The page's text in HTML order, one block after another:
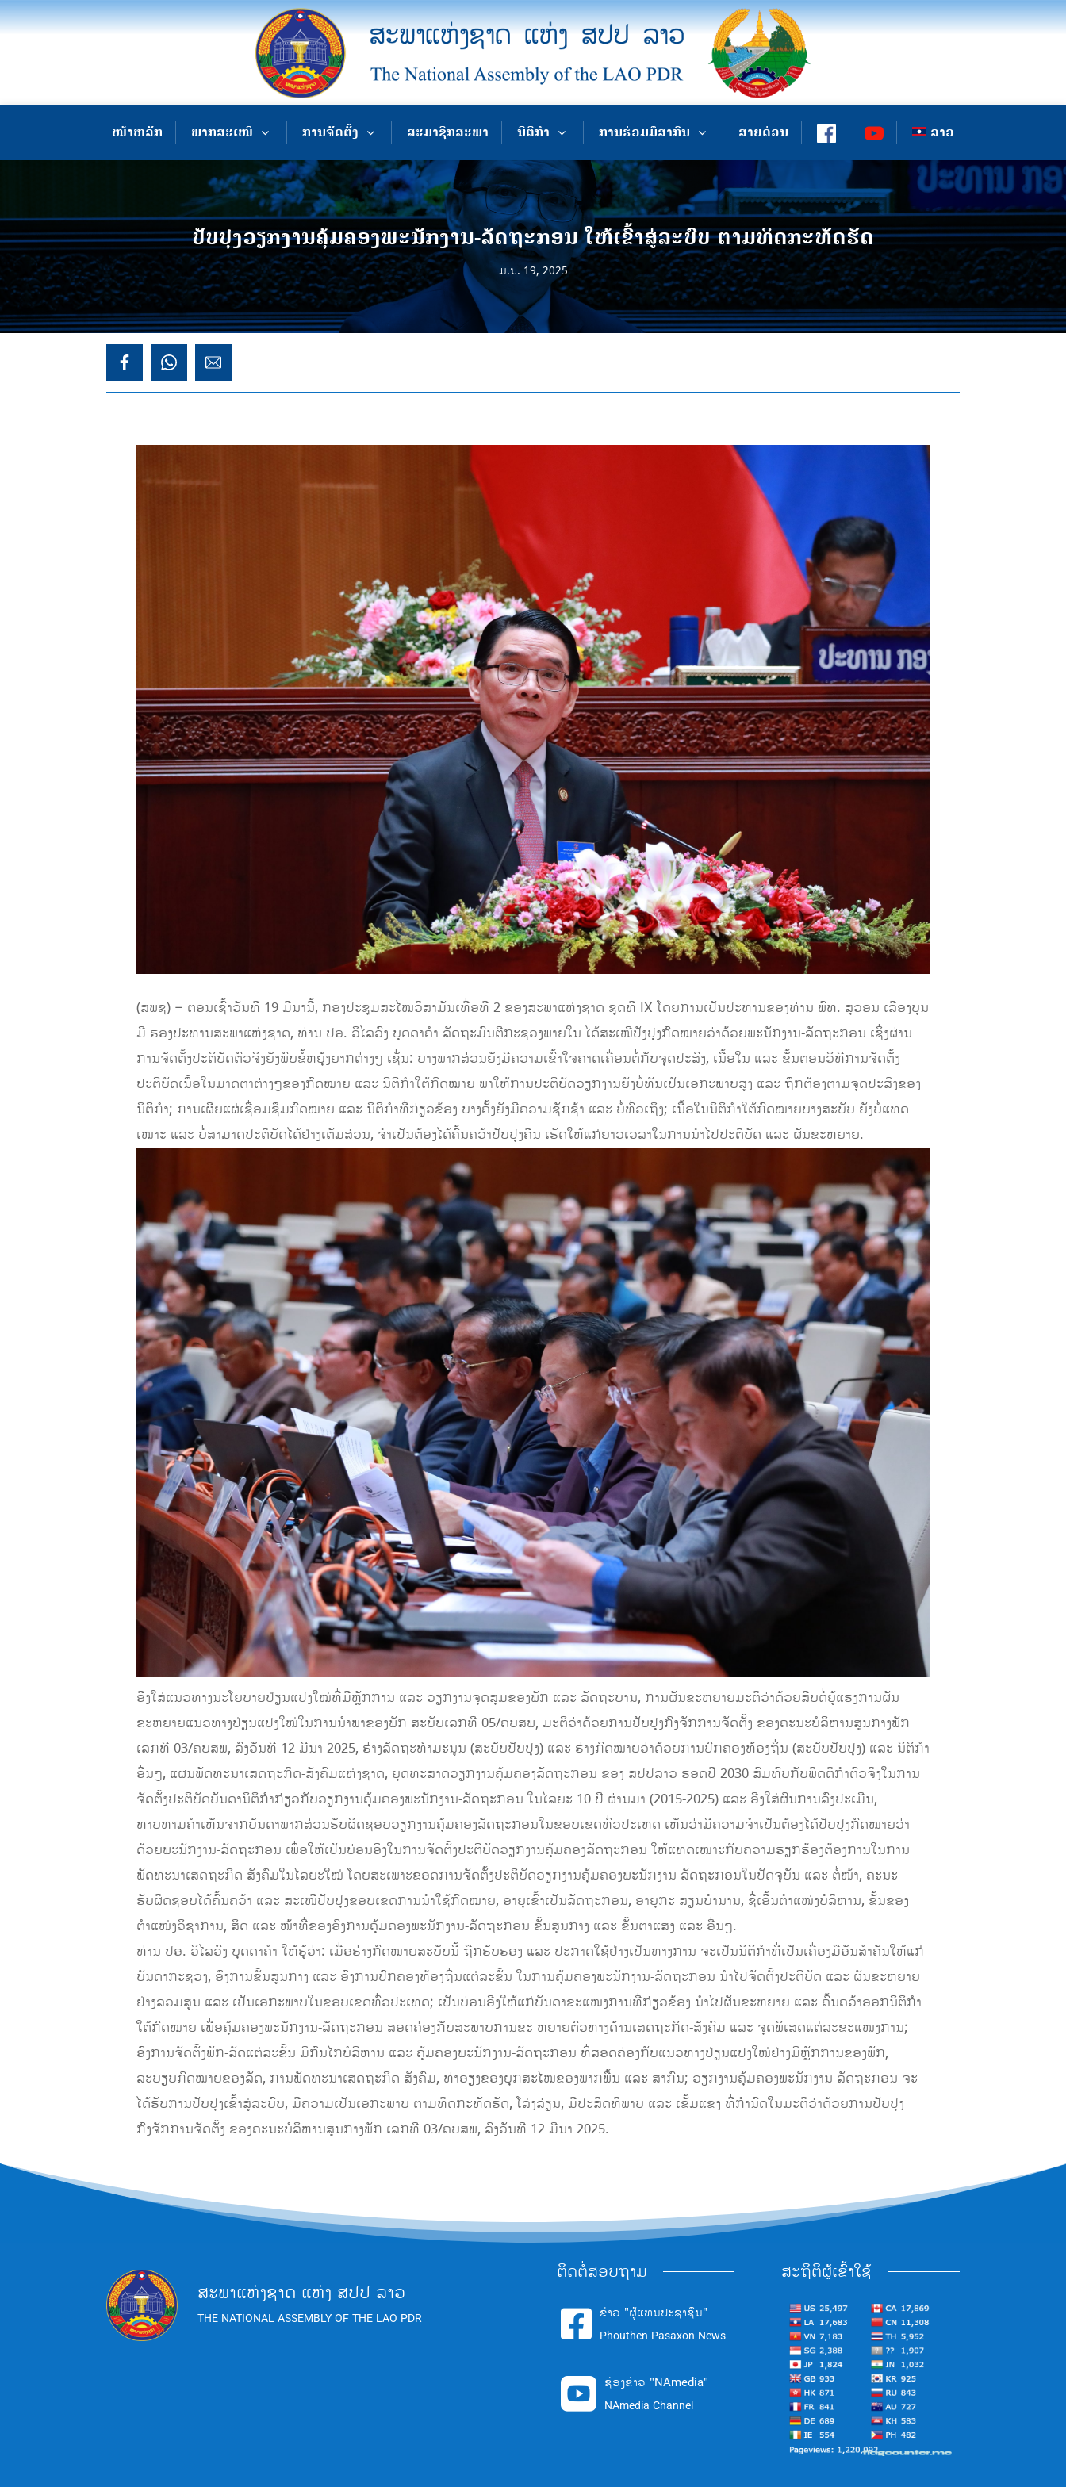
ໜ້າຫລັກ ພາກສະເໜີ ການຈັດຕັ້ງ ສະມາຊິກສະພາ ນິຕິກຳ ການຮ່ວມມືສາກົນ ສາຍດ່ວນ ລາວ
ປັບປຸງວຽກງານຄຸ້ມຄອງພະນັກງານ-ລັດຖະກອນ ໃຫ້ເຂົ້າສູ່ລະບົບ ຕາມທິດກະທັດຮັດ
ມ.ນ. 19, 2025
(ສພຊ) – ຕອນເຊົ້າວັນທີ 19 ມີນານີ້, ກອງປະຊຸມສະໄໝວິສາມັນເທື່ອທີ 2 ຂອງສະພາແຫ່ງຊາດ ຊຸດທີ IX ໂດຍການເປັນປະທານຂອງທ່ານ ພົທ. ສຸວອນ ເລືອງບຸນ
ມີ ຮອງປະທານສະພາແຫ່ງຊາດ, ທ່ານ ປອ. ວິໄລວົງ ບຸດດາຄຳ ລັດຖະມົນຕີກະຊວງພາຍໃນ ໄດ້ສະເໜີປັງປຸງກົດໝາຍວ່າດ້ວຍພະນັກງານ-ລັດຖະກອນ ເຊິ່ງຜ່ານ
ການຈັດຕັ້ງປະຕິບັດຕົວຈິງຍັງພົບຂໍ້ຫຍຸ້ງຍາກຕ່າງໆ ເຊັ່ນ: ບາງພາກສ່ວນຍັງມີຄວາມເຂົ້າໃຈຄາດເຄື່ອນຕໍ່ກັບຈຸດປະສົງ, ເນື້ອໃນ ແລະ ຂັ້ນຕອນວິທີການຈັດຕັ້ງ
ປະຕິບັດເນື້ອໃນມາດຕາຕ່າງໆຂອງກົດໝາຍ ແລະ ນິຕິກຳໃຕ້ກົດໝາຍ ພາໃຫ້ການປະຕິບັດວຽກງານຍັງບໍ່ທັນເປັນເອກະພາບສູງ ແລະ ຖືກຕ້ອງຕາມຈຸດປະສົງຂອງ
ນິຕິກຳ; ການເຜີຍແຜ່ເຊື່ອມຊຶມກົດໝາຍ ແລະ ນິຕິກໍາທີ່ກ່ຽວຂ້ອງ ບາງຄັ້ງຍັງມີຄວາມຊັກຊ້າ ແລະ ບໍ່ທົ່ວເຖິງ; ເນື້ອໃນນິຕິກໍາໃຕ້ກົດໝາຍບາງສະບັບ ຍັງບໍ່ແທດ
ເໝາະ ແລະ ບໍ່ສາມາດປະຕິບັດໄດ້ຢ່າງເຕັມສ່ວນ, ຈຳເປັນຕ້ອງໄດ້ຄົ້ນຄວ້າປັບປຸງຄືນ ເຮັດໃຫ້ແກ່ຍາວເວລາໃນການນໍາໄປປະຕິບັດ ແລະ ຜັນຂະຫຍາຍ.
ອີງໃສ່ແນວທາງນະໂຍບາຍປ່ຽນແປງໃໝ່ທີ່ມີຫຼັກການ ແລະ ວຽກງານຈຸດສຸມຂອງພັກ ແລະ ລັດຖະບານ, ການຜັນຂະຫຍາຍມະຕິວ່າດ້ວຍສືບຕໍ່ຍູ້ແຮງການຜັນ
ຂະຫຍາຍແນວທາງປ່ຽນແປງໃໝ່ໃນການນຳພາຂອງພັກ ສະບັບເລກທີ 05/ຄບສພ, ມະຕິວ່າດ້ວຍການປັບປຸງກົງຈັກການຈັດຕັ້ງ ຂອງຄະນະບໍລິຫານສູນກາງພັກ
ເລກທີ 03/ຄບສພ, ລົງວັນທີ 12 ມີນາ 2025, ຮ່າງລັດຖະທຳມະນູນ (ສະບັບປັບປຸງ) ແລະ ຮ່າງກົດໝາຍວ່າດ້ວຍການປົກຄອງທ້ອງຖິ່ນ (ສະບັບປັບປຸງ) ແລະ ນິຕິກໍາ
ອື່ນໆ, ແຜນພັດທະນາເສດຖະກິດ-ສັງຄົມແຫ່ງຊາດ, ຍຸດທະສາດວຽກງານຄຸ້ມຄອງລັດຖະກອນ ຂອງ ສປປລາວ ຮອດປີ 2030 ສົມທົບກັບພຶດຕິກຳຕົວຈິງໃນການ
ຈັດຕັ້ງປະຕິບັດບັນດານິຕິກຳກ່ຽວກັບວຽກງານຄຸ້ມຄອງພະນັກງານ-ລັດຖະກອນ ໃນໄລຍະ 10 ປີ ຜ່ານມາ (2015-2025) ແລະ ອີງໃສ່ຜົນການລົງປະເມີນ,
ທາບທາມຄຳເຫັນຈາກບັນດາພາກສ່ວນຮັບຜິດຊອບວຽກງານຄຸ້ມຄອງລັດຖະກອນໃນຂອບເຂດທົ່ວປະເທດ ເຫັນວ່າມີຄວາມຈຳເປັນຕ້ອງໄດ້ປັບປຸງກົດໝາຍວ່າ
ດ້ວຍພະນັກງານ-ລັດຖະກອນ ເພື່ອໃຫ້ເປັນບ່ອນອີງໃນການຈັດຕັ້ງປະຕິບັດວຽກງານຄຸ້ມຄອງລັດຖະກອນ ໃຫ້ແທດເໝາະກັບຄວາມຮຽກຮ້ອງຕ້ອງການໃນການ
ພັດທະນາເສດຖະກິດ-ສັງຄົມໃນໄລຍະໃໝ່ ໂດຍສະເພາະຂອດການຈັດຕັ້ງປະຕິບັດວຽກງານຄຸ້ມຄອງພະນັກງານ-ລັດຖະກອນໃນປັດຈຸບັນ ແລະ ຕໍ່ໜ້າ, ຄະນະ
ຮັບຜິດຊອບໄດ້ຄົ້ນຄວ້າ ແລະ ສະເໜີປັບປຸງຂອບເຂດການນໍາໃຊ້ກົດໝາຍ, ອາຍຸເຂົ້າເປັນລັດຖະກອນ, ອາຍຸກະ ສຽນບຳນານ, ຊື່ເອີ້ນຕຳແໜ່ງບໍລິຫານ, ຂັ້ນຂອງ
ຕຳແໜ່ງວິຊາການ, ສິດ ແລະ ໜ້າທີ່ຂອງອົງການຄຸ້ມຄອງພະນັກງານ-ລັດຖະກອນ ຂັ້ນສູນກາງ ແລະ ຂັ້ນຕາແສງ ແລະ ອື່ນໆ.
ທ່ານ ປອ. ວິໄລວົງ ບຸດດາຄຳ ໃຫ້ຮູ້ວ່າ: ເມື່ອຮ່າງກົດໝາຍສະບັບນີ້ ຖືກຮັບຮອງ ແລະ ປະກາດໃຊ້ຢ່າງເປັນທາງການ ຈະເປັນນິຕິກຳທີ່ເປັນເຄື່ອງມືອັນສຳຄັນໃຫ້ແກ່
ບັນດາກະຊວງ, ອົງການຂັ້ນສູນກາງ ແລະ ອົງການປົກຄອງທ້ອງຖິ່ນແຕ່ລະຂັ້ນ ໃນການຄຸ້ມຄອງພະນັກງານ-ລັດຖະກອນ ນຳໄປຈັດຕັ້ງປະຕິບັດ ແລະ ຜັນຂະຫຍາຍ
ຢ່າງລວມສູນ ແລະ ເປັນເອກະພາບໃນຂອບເຂດທົ່ວປະເທດ; ເປັນບ່ອນອີງໃຫ້ແກ່ບັນດາຂະແໜງການທີ່ກ່ຽວຂ້ອງ ນຳໄປຜັນຂະຫຍາຍ ແລະ ຄົ້ນຄວ້າອອກນິຕິກຳ
ໃຕ້ກົດໝາຍ ເພື່ອຄຸ້ມຄອງພະນັກງານ-ລັດຖະກອນ ສອດຄ່ອງກັບສະພາບການຂະ ຫຍາຍຕົວທາງດ້ານເສດຖະກິດ-ສັງຄົມ ແລະ ຈຸດພິເສດແຕ່ລະຂະແໜງການ;
ອົງການຈັດຕັ້ງພັກ-ລັດແຕ່ລະຂັ້ນ ມີກົນໄກບໍລິຫານ ແລະ ຄຸ້ມຄອງພະນັກງານ-ລັດຖະກອນ ທີ່ສອດຄ່ອງກັບແນວທາງປ່ຽນແປງໃໝ່ຢ່າງມີຫຼັກການຂອງພັກ,
ລະບຽບກົດໝາຍຂອງລັດ, ການພັດທະນາເສດຖະກິດ-ສັງຄົມ, ທ່າອຽງຂອງຍຸກສະໄໝຂອງພາກພື້ນ ແລະ ສາກົນ; ວຽກງານຄຸ້ມຄອງພະນັກງານ-ລັດຖະກອນ ຈະ
ໄດ້ຮັບການປັບປຸງເຂົ້າສູ່ລະບົບ, ມີຄວາມເປັນເອກະພາບ ຕາມທິດກະທັດຮັດ, ໂລ່ງລ່ຽນ, ມີປະສິດທິພາບ ແລະ ເຂັ້ມແຂງ ທີ່ກຳນົດໃນມະຕິວ່າດ້ວຍການປັບປຸງ
ກົງຈັກການຈັດຕັ້ງ ຂອງຄະນະບໍລິຫານສູນກາງພັກ ເລກທີ 03/ຄບສພ, ລົງວັນທີ 12 ມີນາ 2025.
ສະພາແຫ່ງຊາດ ແຫ່ງ ສປປ ລາວ
THE NATIONAL ASSEMBLY OF THE LAO PDR
ຕິດຕໍ່ສອບຖາມ
 ຂ່າວ "ຜູ້ແທນປະຊາຊົນ"
Phouthen Pasaxon News
 ຊ່ອງຂ່າວ "NAmedia"
NAmedia Channel
ສະຖິຕິຜູ້ເຂົ້າໃຊ້